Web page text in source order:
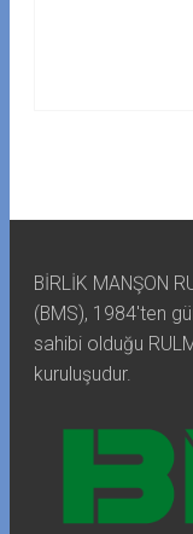
BİRLİK MANŞON
(BMS), 1984'ten
sahibi olduğu
kuruluşudur.